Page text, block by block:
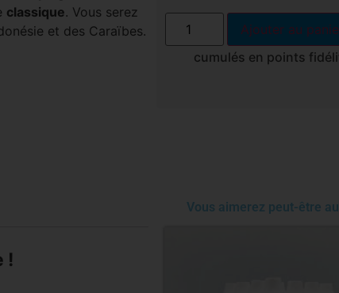
classique. Vous serez
et des Caraïbes.
Ajouter au
cumulés en points
!
Vous aimerez peut-être